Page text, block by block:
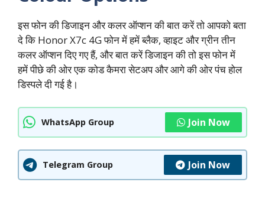
इस फोन की डिजाइन और कलर ऑप्शन की बात करें तो आपको बता
दे कि Honor X7c 4G फोन में हमें ब्लैक, व्हाइट और ग्रीन तीन
कलर ऑप्शन दिए गए हैं, और बात करें डिजाइन की तो इस फोन में
हमें पीछे की ओर एक कोड कैमरा सेटअप और आगे की ओर पंच होल
डिस्पले दी गई है।
WhatsApp Group Join Now
Telegram Group Join Now